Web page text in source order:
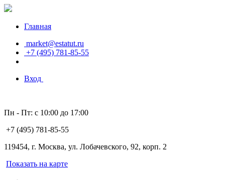
Главная
market@estatut.ru
+7 (495) 781-85-55
Вход
Пн - Пт: с 10:00 до 17:00
+7 (495) 781-85-55
119454, г. Москва, ул. Лобачевского, 92, корп. 2
Показать на карте